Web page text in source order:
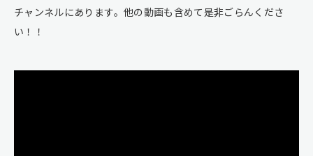
チャンネルにあります。他の動画も含めて是非ごらんくださ
い！！